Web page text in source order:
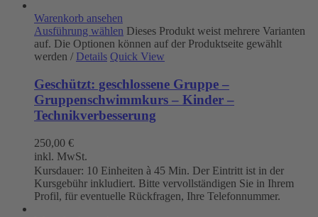
Warenkorb ansehen
Ausführung wählen Dieses Produkt weist mehrere Varianten
auf. Die Optionen können auf der Produktseite gewählt
werden / Details Quick View
Geschützt: geschlossene Gruppe –
Gruppenschwimmkurs – Kinder –
Technikverbesserung
250,00 €
inkl. MwSt.
Kursdauer: 10 Einheiten à 45 Min. Der Eintritt ist in der
Kursgebühr inkludiert. Bitte vervollständigen Sie in Ihrem
Profil, für eventuelle Rückfragen, Ihre Telefonnummer.